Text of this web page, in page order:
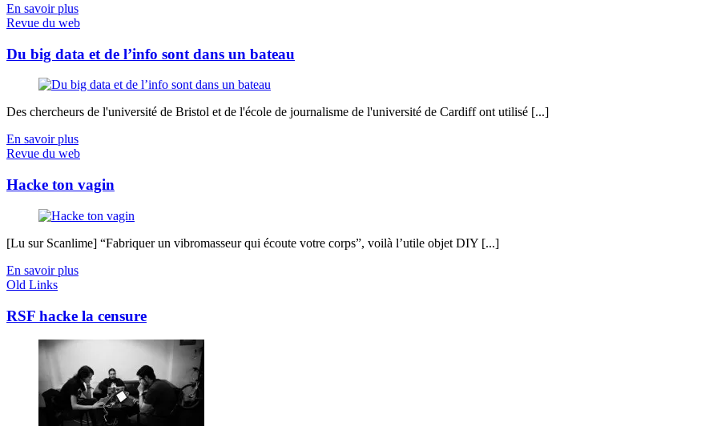
En savoir plus
Revue du web
Du big data et de l’info sont dans un bateau
Des chercheurs de l'université de Bristol et de l'école de journalisme de l'université de Cardiff ont utilisé [...]
En savoir plus
Revue du web
Hacke ton vagin
[Lu sur Scanlime] “Fabriquer un vibromasseur qui écoute votre corps”, voilà l’utile objet DIY [...]
En savoir plus
Old Links
RSF hacke la censure